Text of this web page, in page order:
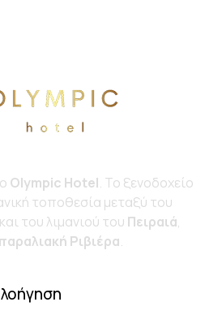
Olympic Hotel. Το ξενοδοχείο
τοποθεσία μεταξύ του
και του λιμανιού του Πειραιά,
Ριβιέρα.